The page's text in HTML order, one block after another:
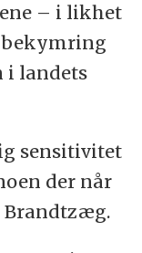
– i likhet
bekymring
i landets
sensitivitet
der når
Brandtzæg.